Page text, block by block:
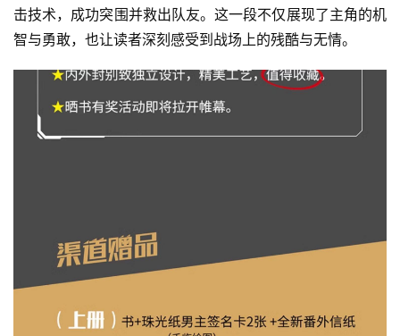
击技术，成功突围并救出队友。这一段不仅展现了主角的机
智与勇敢，也让读者深刻感受到战场上的残酷与无情。